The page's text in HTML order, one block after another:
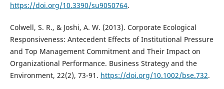
https://doi.org/10.3390/su9050764.
Colwell, S. R., & Joshi, A. W. (2013). Corporate Ecological
Responsiveness: Antecedent Effects of Institutional Pressure
and Top Management Commitment and Their Impact on
Organizational Performance. Business Strategy and the
Environment, 22(2), 73-91. https://doi.org/10.1002/bse.732.